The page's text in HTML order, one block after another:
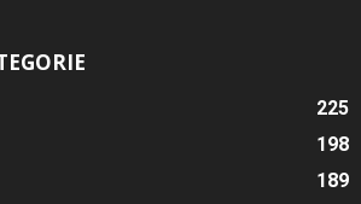
225
198
189